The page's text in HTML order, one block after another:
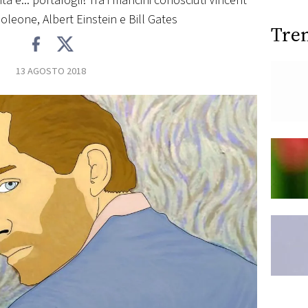
Albert Einstein e Bill Gates
13 AGOSTO 2018